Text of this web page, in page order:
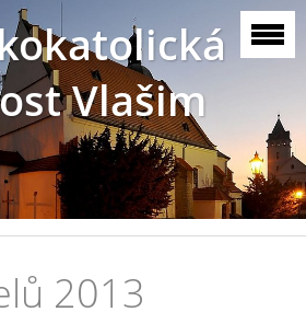
Vlašim
2013